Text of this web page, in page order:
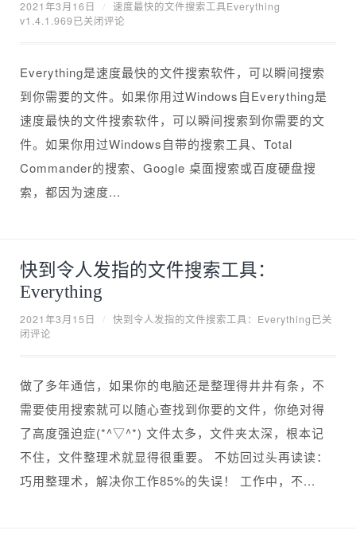
2021年3月16日 速度最快的文件搜索工具Everything
v1.4.1.969已关闭评论
Everything是速度最快的文件搜索软件，可以瞬间搜索
到你需要的文件。如果你用过Windows自Everything是
速度最快的文件搜索软件，可以瞬间搜索到你需要的文
件。如果你用过Windows自带的搜索工具、Total
Commander的搜索、Google 桌面搜索或百度硬盘搜
索，都因为速度...
快到令人发指的文件搜索工具：
Everything
2021年3月15日 快到令人发指的文件搜索工具：Everything已关
闭评论
做了多年通信，如果你的电脑还是整理得井井有条，不
需要使用搜索就可以随心查找到你要的文件，你绝对得
了高度强迫症(*^▽^*) 文件太多，文件夹太深，根本记
不住，文件整理术就显得很重要。 不妨回过头再读读：
巧用整理术，解决你工作85%的失误！ 工作中，不...